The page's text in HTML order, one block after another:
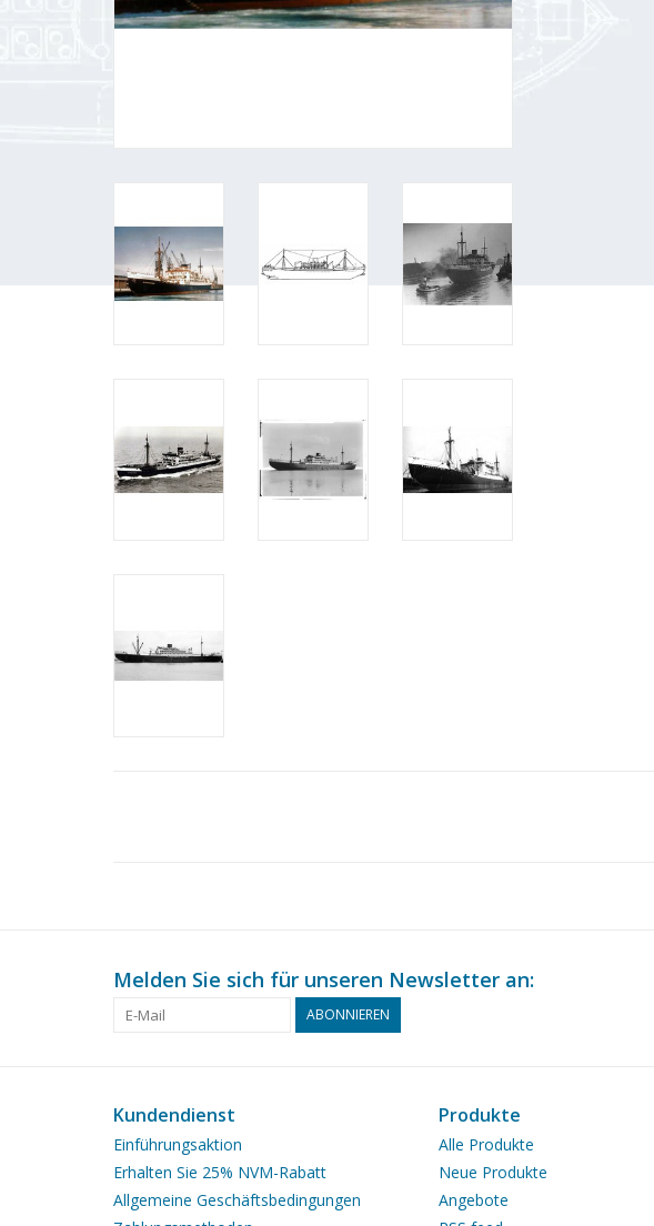
Melden Sie sich für unseren Newsletter an:
ABONNIEREN
Kundendienst
Einführungsaktion
Erhalten Sie 25% NVM-Rabatt
Allgemeine Geschäftsbedingungen
Produkte
Alle Produkte
Neue Produkte
Angebote